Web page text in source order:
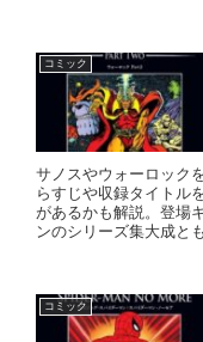
コミック
サノスやウォーロック
らすじや収録タイトル
があるかも解説。登場
ンのシリーズ集大成と
コミック